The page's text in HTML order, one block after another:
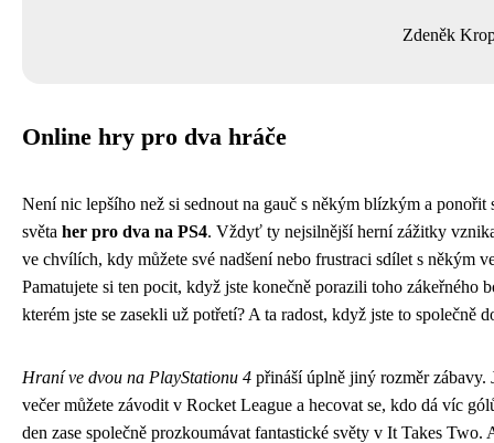
Zdeněk
Online hry pro dva hráče
Není nic lepšího než si sednout na gauč s někým blízkým a ponořit
světa her pro dva na PS4. Vždyť ty nejsilnější herní zážitky
ve chvílích, kdy můžete své nadšení nebo frustraci sdílet s někým
Pamatujete si ten pocit, když jste konečně porazili toho zákeřného
kterém jste se zasekli už potřetí? A ta radost, když jste to společně
Hraní ve dvou na PlayStationu 4 přináší úplně jiný rozměr zábavy.
večer můžete závodit v Rocket League a hecovat se, kdo dá víc
den zase společně prozkoumávat fantastické světy v It Takes Two.